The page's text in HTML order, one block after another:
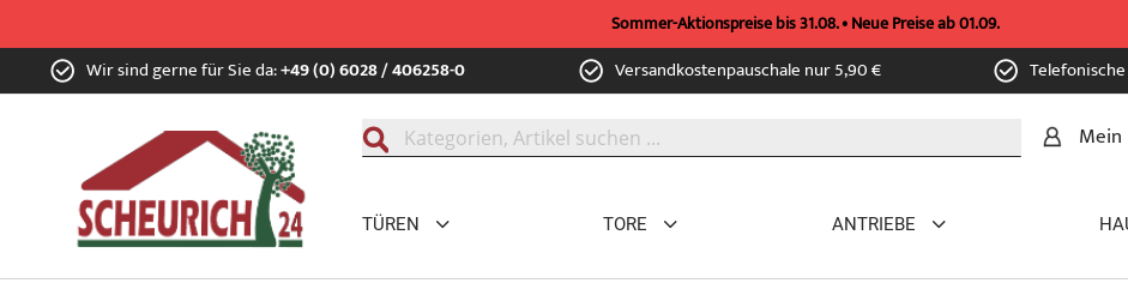
Sommer-Aktionspreise bis 31.08. • Neue Preise ab 01.09.
Zum
Inhalt Wir sind gerne für Sie da:+49 (0) 6028 / 406258-0 Versandkostenpauschale nur 5,90 €
TÜREN TORE ANTRIEBE